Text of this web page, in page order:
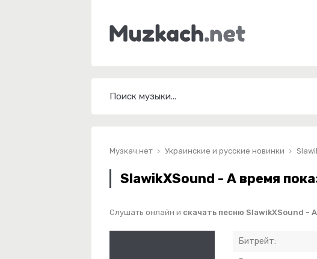
Музкач.нет Украинские и русские новинки
SlawikXSound - А время
Слушать онлайн и скачать песню SlawikXSound -
Битрейт: